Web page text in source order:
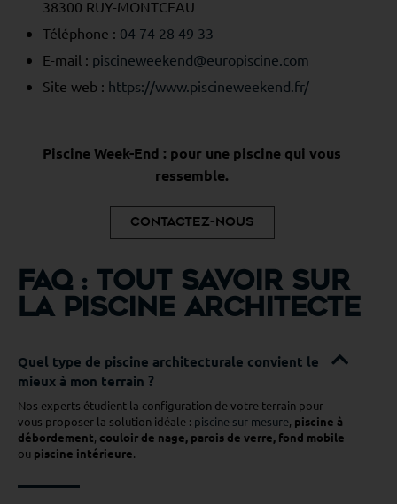
38300 RUY-MONTCEAU
Téléphone : 04 74 28 49 33
E-mail : piscineweekend@europiscine.com
Site web : https://www.piscineweekend.fr/
Piscine Week-End : pour une piscine qui vous
ressemble.
Contactez-nous
FAQ : Tout savoir sur
la piscine architecte
Quel type de piscine architecturale convient le
mieux à mon terrain ?
Nos experts étudient la configuration de votre terrain pour
vous proposer la solution idéale : piscine sur mesure, piscine à
débordement, couloir de nage, parois de verre, fond mobile
ou piscine intérieure.